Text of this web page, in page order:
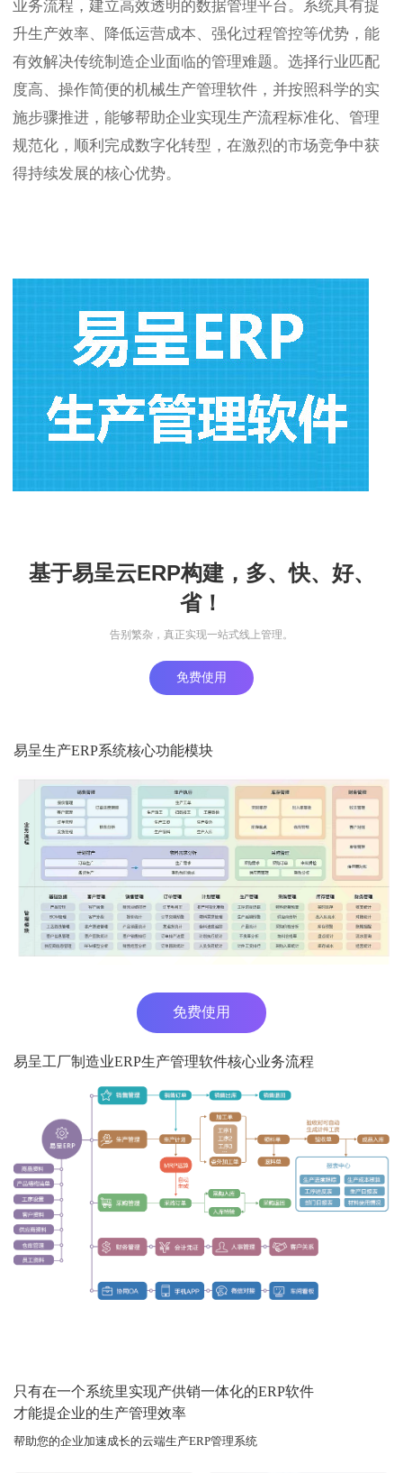
业务流程，建立高效透明的数据管理平台。系统具有提
升生产效率、降低运营成本、强化过程管控等优势，能
有效解决传统制造企业面临的管理难题。选择行业匹配
度高、操作简便的机械生产管理软件，并按照科学的实
施步骤推进，能够帮助企业实现生产流程标准化、管理
规范化，顺利完成数字化转型，在激烈的市场竞争中获
得持续发展的核心优势。
基于易呈云ERP构建，多、快、好、
省！
告别繁杂，真正实现一站式线上管理。
免费使用
易呈生产ERP系统核心功能模块
免费使用
易呈工厂制造业ERP生产管理软件核心业务流程
只有在一个系统里实现产供销一体化的ERP软件
才能提企业的生产管理效率
帮助您的企业加速成长的云端生产ERP管理系统